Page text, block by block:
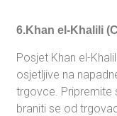
6.Khan el-Khalili
Posjet Khan el-
osjetljive na
trgovce. Pripremite
braniti se od